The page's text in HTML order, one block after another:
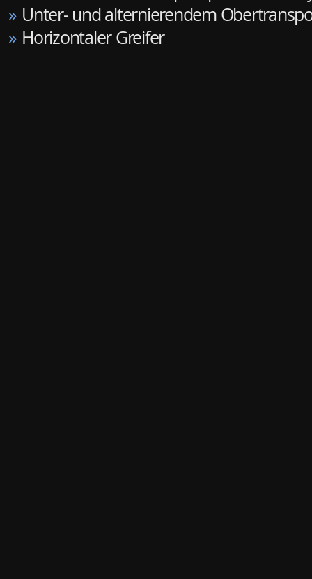
» Unter- und alternierendem
» Horizontaler Greifer